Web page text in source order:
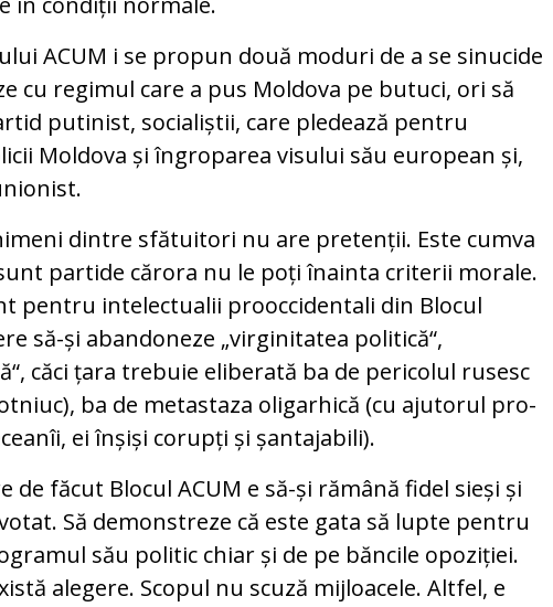
ACUM i se propun două moduri de a se sinucide
cu regimul care a pus Moldova pe butuci, ori să
putinist, socialiștii, care pledează pentru
Moldova și îngroparea visului său european și,
nimeni dintre sfătuitori nu are pretenții. Este cumva
partide cărora nu le poți înainta criterii morale.
pentru intelectualii prooccidentali din Blocul
să-și abandoneze „virginitatea politică“,
căci țara trebuie eliberată ba de pericolul rusesc
ba de metastaza oligarhică (cu ajutorul pro-
ei înșiși corupți și șantajabili).
de făcut Blocul ACUM e să-și rămână fidel sieși și
Să demonstreze că este gata să lupte pentru
său politic chiar și de pe băncile opoziției.
alegere. Scopul nu scuză mijloacele. Alt­fel, e